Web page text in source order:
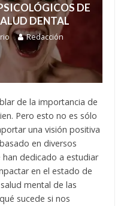
DE
DENTAL
Redacción
de la importancia de
Pero esto no es sólo
una visión positiva
en diversos
han dedicado a estudiar
en el estado de
mental de las
sucede si nos